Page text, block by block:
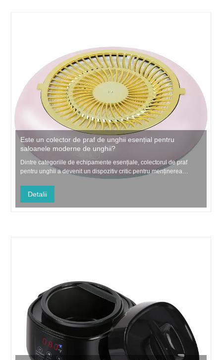
Este un colector de praf de unghii esențial pentru
saloanele moderne de unghii?
Dintre categoriile de echipamente esențiale, colectorul de praf
pentru unghii a devenit un dispozitiv critic pentru menținerea
condițiilor de aer curat în timpul procedurilor de tratare a unghiilor.
cererea pentru soluții eficiente de...
Detalii